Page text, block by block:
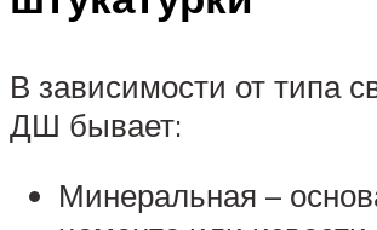
В зависимости от типа
ДШ бывает:
Минеральная –